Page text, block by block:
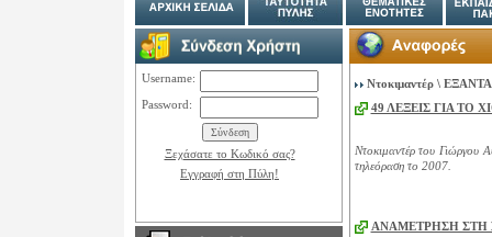
Username:
Password:
Ξεχάσατε το Κωδικό σας?
Εγγραφή στη Πύλη!
Ντοκιμαντέρ\
49 ΛΕΞΕΙΣ ΓΙΑ ΤΟ
Ντοκιμαντέρ του Γιώργου
τηλεόραση το 2007.
ΑΝΑΜΕΤΡΗΣΗ